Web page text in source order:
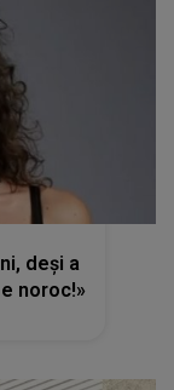
deși a
noroc!»